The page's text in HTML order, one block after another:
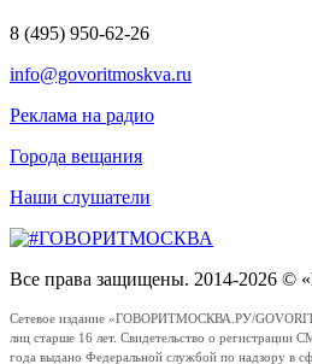
8 (495) 950-62-26
info@govoritmoskva.ru
Реклама на радио
Города вещания
Наши слушатели
Все права защищены. 2014-2026 ©
Сетевое издание «ГОВОРИТМОСКВА.РУ/
лиц старше 16 лет. Свидетельство о
года выдано Федеральной службой по надзору в